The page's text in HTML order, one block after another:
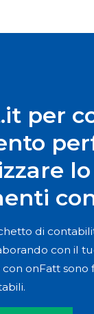
per
di
con il
onFatt sono